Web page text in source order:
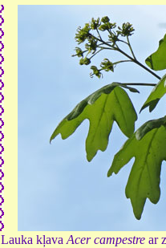
Lauka kļavaAcer campestre ar